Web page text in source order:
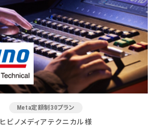
Meta定額制30プラン
ヒビノメディアテクニカル様